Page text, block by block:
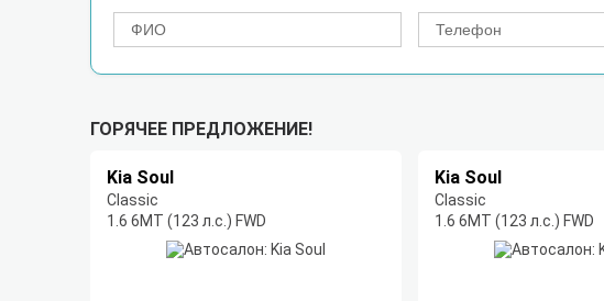
ГОРЯЧЕЕ ПРЕДЛОЖЕНИЕ!
Kia Soul
Classic
1.6 6МТ (123 л.с.) FWD
Kia Soul
Classic
1.6 6МТ (123 л.с.) FWD